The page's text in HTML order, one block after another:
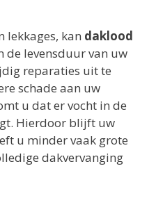
lekkages, kan daklood
de levensduur van uw
reparaties uit te
schade aan uw
u dat er vocht in de
Hierdoor blijft uw
u minder vaak grote
dakvervanging